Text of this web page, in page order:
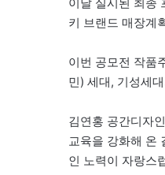
키 브랜드 매장계
이번 공모전 작품
민) 세대, 기성세
김연홍 공간디자
교육을 강화해 온
인 노력이 자랑스